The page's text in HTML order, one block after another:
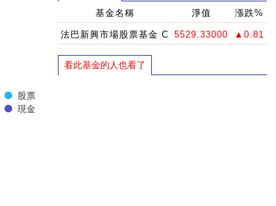
股票
現金
基金名稱 淨值 漲跌%
法巴新興市場股票基金 C 5529.33000 ▲0.81
看此基金的人也看了